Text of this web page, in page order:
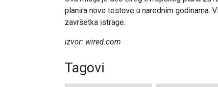
planira nove testove u narednim godinama.
završetka istrage.
izvor: wired.com
Tagovi